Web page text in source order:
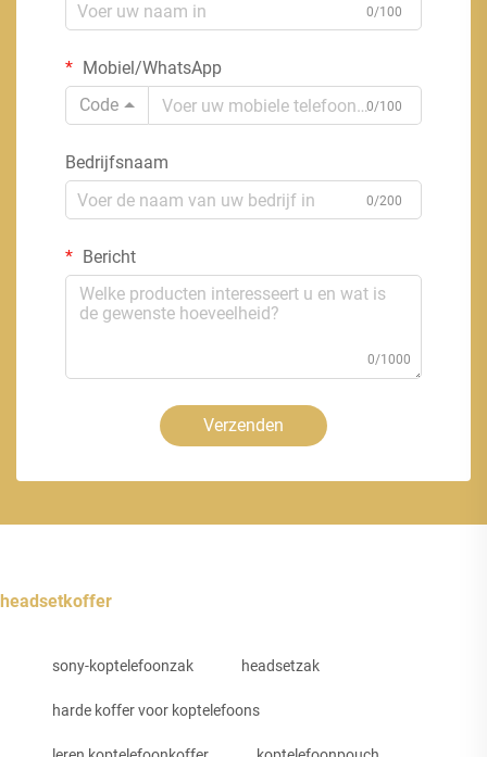
0/100
Mobiel/WhatsApp
Code
0/100
Bedrijfsnaam
0/200
Bericht
0/1000
Verzenden
headsetkoffer
sony-koptelefoonzak headsetzak
harde koffer voor koptelefoons